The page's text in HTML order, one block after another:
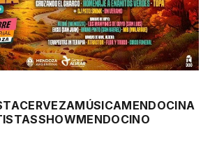
CERVEZAMÚSICAMENDOCINA
SHOWMENDOCINO